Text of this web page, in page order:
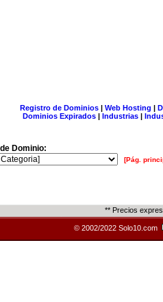
Registro de Dominios| Web Hosting |
Dominios Expirados | Industrias |
Dominio:
[Pág.
** Precios
© 2002/2022 Solo10.com